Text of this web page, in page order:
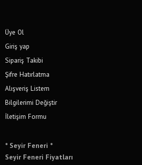
Üye Ol
Giriş yap
Sipariş Takibi
Şifre Hatırlatma
Alışveriş Listem
Bilgilerimi Değiştir
İletişim Formu
* Seyir Feneri *
Seyir Feneri Fiyatları